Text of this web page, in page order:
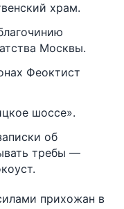
храм.
Москвы.
Феоктист
шоссе».
об
требы —
прихожан в